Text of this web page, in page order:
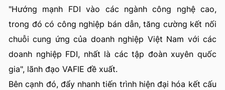
"Hướng mạnh FDI vào các ngành công nghệ cao,
trong đó có công nghiệp bán dẫn, tăng cường kết nối
chuỗi cung ứng của doanh nghiệp Việt Nam với các
doanh nghiệp FDI, nhất là các tập đoàn xuyên quốc
gia", lãnh đạo VAFIE đề xuất.
Bên cạnh đó, đẩy nhanh tiến trình hiện đại hóa kết cấu